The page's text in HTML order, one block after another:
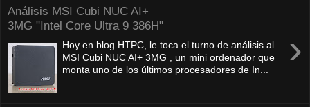
Análisis MSI Cubi NUC AI+
3MG "Intel Core Ultra 9 386H"
›
Hoy en blog HTPC, le toca el turno de análisis al
MSI Cubi NUC AI+ 3MG , un mini ordenador que
monta uno de los últimos procesadores de In...